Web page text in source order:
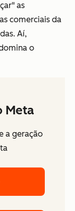
as
comerciais da
Aí,
o
Meta
a geração